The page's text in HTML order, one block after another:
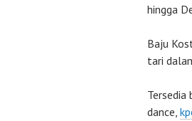
hingga
Baju
tari
Tersedia
dance,